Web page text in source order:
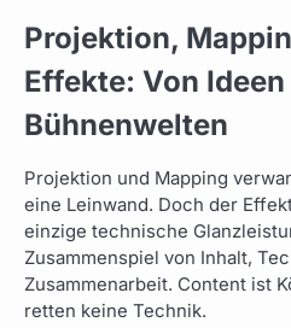
Projektion,
Effekte: Von
Bühnenwelten
Projektion und Mapping
eine Leinwand. Doch der
einzige technische
Zusammenspiel von Inhalt,
Zusammenarbeit. Content ist
retten keine Technik.